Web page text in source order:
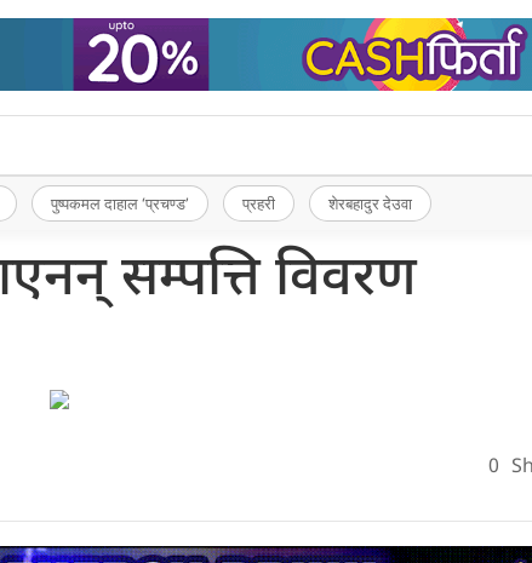
पुष्पकमल दाहाल ‘प्रचण्ड’ प्रहरी शेरबहादुर देउवा
सम्पत्ति विवरण
0